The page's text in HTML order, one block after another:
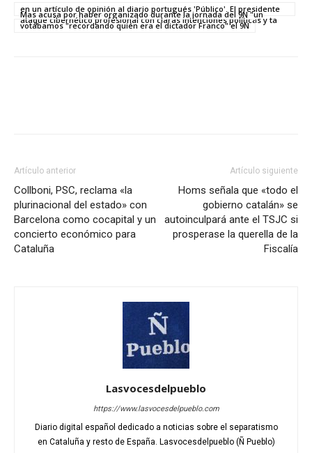
en un artículo de opinión al diario portugués 'Público'. El presidente
Mas acusa por haber organizado durante la jornada del 9N "un
ataque cibernético profesional con claras intenciones políticas y ta
votábamos "recordando quién era el dictador Franco" el 9N
Artículo anterior
Collboni, PSC, reclama «la
plurinacional del estado» con
Barcelona como cocapital y un
concierto económico para
Cataluña
Artículo siguiente
Homs señala que «todo el
gobierno catalán» se
autoinculpará ante el TSJC si
prosperase la querella de la
Fiscalía
Lasvocesdelpueblo
https://www.lasvocesdelpueblo.com
Diario digital español dedicado a noticias sobre el separatismo
en Cataluña y resto de España. Lasvocesdelpueblo (Ñ Pueblo)